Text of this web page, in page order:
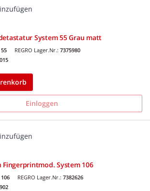
System 55 Grau matt
REGRO Lager.Nr.: 7375980
55
Einloggen
Fingerprintmod. System 106
REGRO Lager.Nr.: 7382626
106